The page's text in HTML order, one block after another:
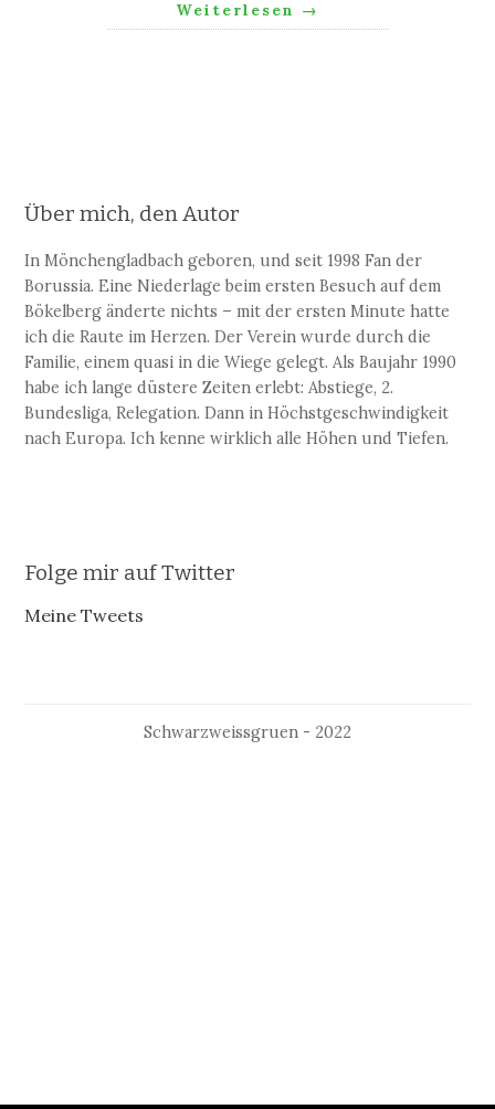
Weiterlesen →
Über mich, den Autor
In Mönchengladbach geboren, und seit 1998 Fan der
Borussia. Eine Niederlage beim ersten Besuch auf dem
Bökelberg änderte nichts – mit der ersten Minute hatte
ich die Raute im Herzen. Der Verein wurde durch die
Familie, einem quasi in die Wiege gelegt. Als Baujahr 1990
habe ich lange düstere Zeiten erlebt: Abstiege, 2.
Bundesliga, Relegation. Dann in Höchstgeschwindigkeit
nach Europa. Ich kenne wirklich alle Höhen und Tiefen.
Folge mir auf Twitter
Meine Tweets
Schwarzweissgruen - 2022